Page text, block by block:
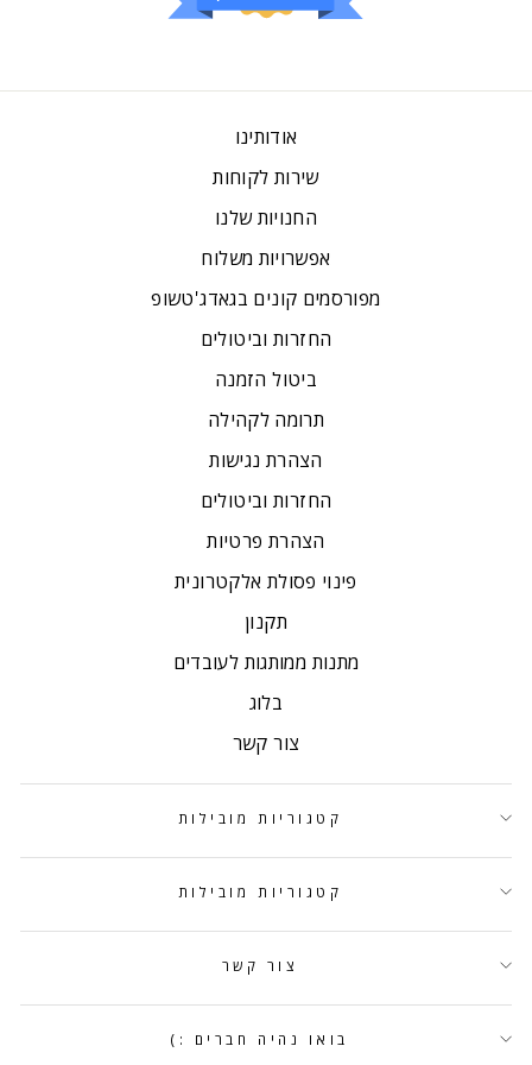
אודותינו
שירות לקוחות
החנויות שלנו
אפשרויות משלוח
מפורסמים קונים בגאדג'טשופ
החזרות וביטולים
ביטול הזמנה
תרומה לקהילה
הצהרת נגישות
החזרות וביטולים
הצהרת פרטיות
פינוי פסולת אלקטרונית
תקנון
מתנות ממותגות לעובדים
בלוג
צור קשר
קטגוריות מובילות
קטגוריות מובילות
צור קשר
בואו נהיה חברים :)